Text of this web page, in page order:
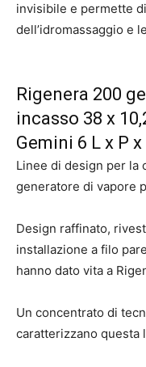
invisibile e permette
dell’idromassaggio e
Rigenera 200
incasso 38 x
Gemini 6 L x P x
Linee di design per la
generatore di vapore
Design raffinato,
installazione a filo
hanno dato vita a
Un concentrato di
caratterizzano questa